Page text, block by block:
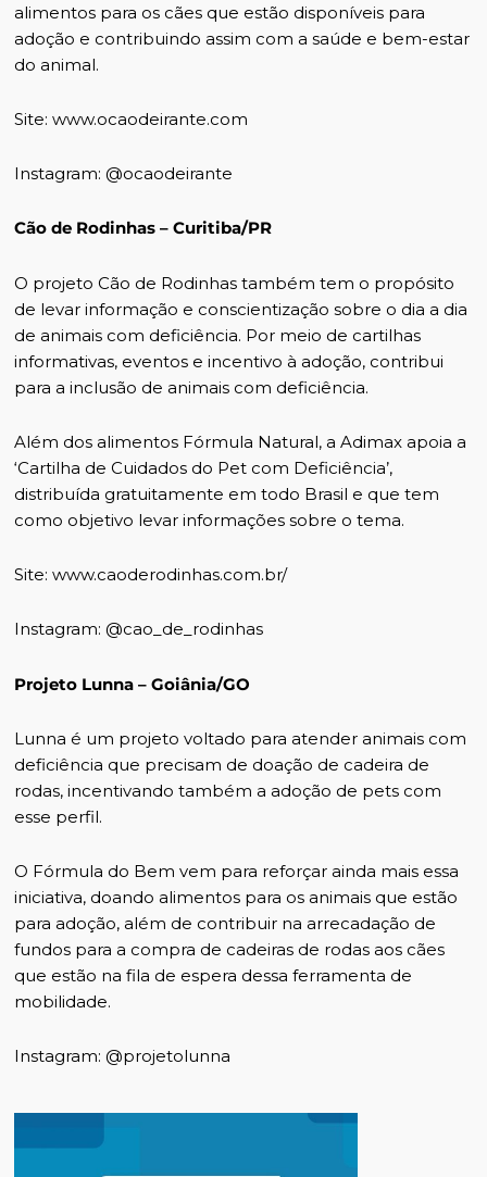
alimentos para os cães que estão disponíveis para
adoção e contribuindo assim com a saúde e bem-estar
do animal.
Site: www.ocaodeirante.com
Instagram: @ocaodeirante
Cão de Rodinhas – Curitiba/PR
O projeto Cão de Rodinhas também tem o propósito
de levar informação e conscientização sobre o dia a dia
de animais com deficiência. Por meio de cartilhas
informativas, eventos e incentivo à adoção, contribui
para a inclusão de animais com deficiência.
Além dos alimentos Fórmula Natural, a Adimax apoia a
‘Cartilha de Cuidados do Pet com Deficiência’,
distribuída gratuitamente em todo Brasil e que tem
como objetivo levar informações sobre o tema.
Site: www.caoderodinhas.com.br/
Instagram: @cao_de_rodinhas
Projeto Lunna – Goiânia/GO
Lunna é um projeto voltado para atender animais com
deficiência que precisam de doação de cadeira de
rodas, incentivando também a adoção de pets com
esse perfil.
O Fórmula do Bem vem para reforçar ainda mais essa
iniciativa, doando alimentos para os animais que estão
para adoção, além de contribuir na arrecadação de
fundos para a compra de cadeiras de rodas aos cães
que estão na fila de espera dessa ferramenta de
mobilidade.
Instagram: @projetolunna